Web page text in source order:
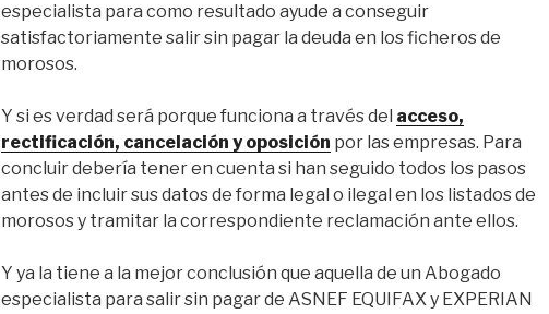
especialista para como resultado ayude a conseguir
satisfactoriamente salir sin pagar la deuda en los ficheros de
morosos.
Y si es verdad será porque funciona a través del acceso,
rectificación, cancelación y oposición por las empresas. Para
concluir debería tener en cuenta si han seguido todos los pasos
antes de incluir sus datos de forma legal o ilegal en los listados de
morosos y tramitar la correspondiente reclamación ante ellos.
Y ya la tiene a la mejor conclusión que aquella de un Abogado
especialista para salir sin pagar de ASNEF EQUIFAX y EXPERIAN